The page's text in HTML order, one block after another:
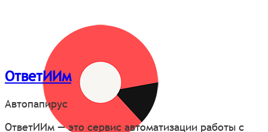
ОтветИИм
Автопапирус
ОтветИИм — это сервис автоматизации работы с